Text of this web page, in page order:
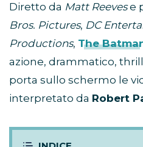
Diretto da Matt Reevese
Bros. Pictures, DC
Productions, The
azione, drammatico,
porta sullo schermo le
interpretato da Robert